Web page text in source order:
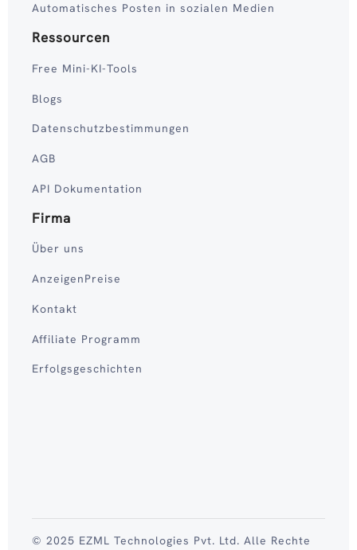
Automatisches Posten in sozialen Medien
Ressourcen
Free Mini-KI-Tools
Blogs
Datenschutzbestimmungen
AGB
API Dokumentation
Firma
Über uns
AnzeigenPreise
Kontakt
Affiliate Programm
Erfolgsgeschichten
© 2025 EZML Technologies Pvt. Ltd. Alle Rechte